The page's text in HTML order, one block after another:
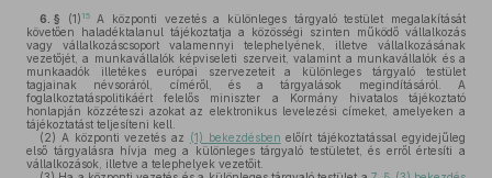
6. § (1) 15A központi vezetés a különleges tárgyaló testület megalakítását
követően haladéktalanul tájékoztatja a közösségi szinten működő vállalkozás
vagy vállalkozáscsoport valamennyi telephelyének, illetve vállalkozásának
vezetőjét, a munkavállalók képviseleti szerveit, valamint a munkavállalók és a
munkaadók illetékes európai szervezeteit a különleges tárgyaló testület
tagjainak névsoráról, címéről, és a tárgyalások megindításáról. A
foglalkoztatáspolitikáért felelős miniszter a Kormány hivatalos tájékoztató
honlapján közzéteszi azokat az elektronikus levelezési címeket, amelyeken a
tájékoztatást teljesíteni kell.
(2) A központi vezetés az (1) bekezdésben előírt tájékoztatással egyidejűleg
első tárgyalásra hívja meg a különleges tárgyaló testületet, és erről értesíti a
vállalkozások, illetve a telephelyek vezetőit.